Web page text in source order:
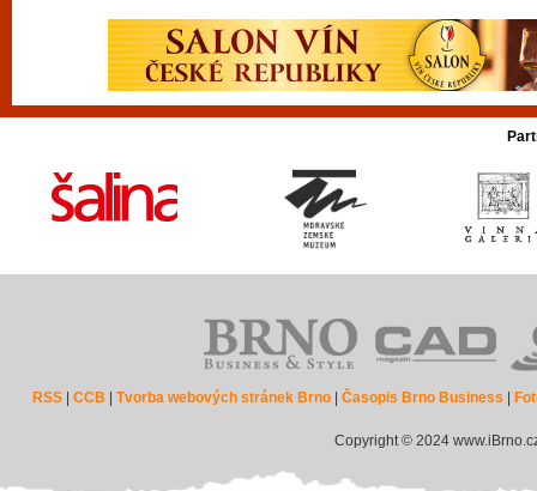
RSS |CCB |Tvorba webových stránek Brno |Časopis Brno Business
Copyright © 2024